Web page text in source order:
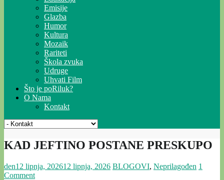
Emisije
Glazba
Humor
Kultura
Mozaik
Rariteti
Škola zvuka
Udruge
Uhvati Film
Što je poRiluk?
O Nama
Kontakt
KAD JEFTINO POSTANE PRESKUPO
den12 lipnja, 202612 lipnja, 2026 BLOGOVI, Neprilagođen 1
Comment